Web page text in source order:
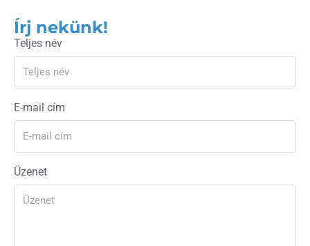
Írj nekünk!
Teljes név
E-mail cím
Üzenet